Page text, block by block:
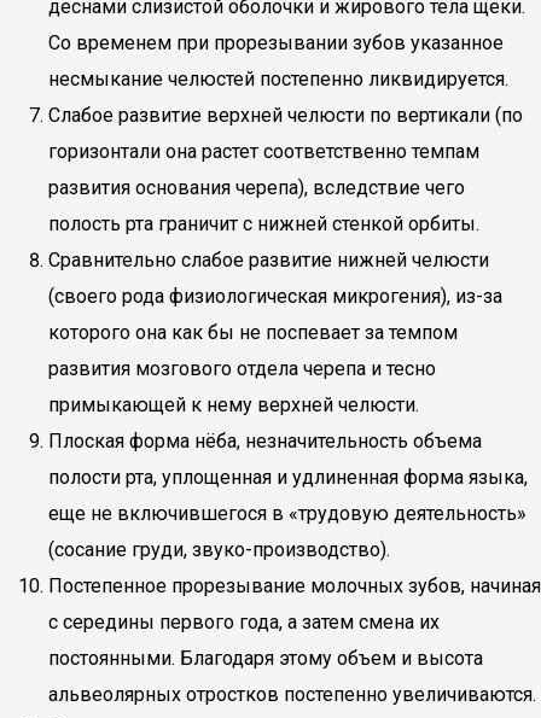
деснами слизистой оболочки и жирового тела щеки.
Со временем при прорезывании зубов указанное
несмыкание челюстей постепенно ликвидируется.
Слабое развитие верхней челюсти по вертикали (по
горизонтали она растет соответственно темпам
развития основания черепа), вследствие чего
полость рта граничит с нижней стенкой орбиты.
Сравнительно слабое развитие нижней челюсти
(своего рода физиологическая микрогения), из-за
которого она как бы не поспевает за темпом
развития мозгового отдела черепа и тесно
примыкающей к нему верхней челюсти.
Плоская форма нёба, незначительность объема
полости рта, уплощенная и удлиненная форма языка,
еще не включившегося в «трудовую деятельность»
(сосание груди, звуко-производство).
Постепенное прорезывание молочных зубов, начиная
с середины первого года, а затем смена их
постоянными. Благодаря этому объем и высота
альвеолярных отростков постепенно увеличиваются.